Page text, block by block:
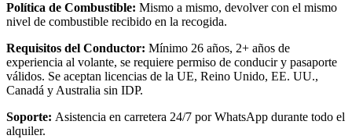
Política de Combustible: Mismo a mismo, devolver con el mismo
nivel de combustible recibido en la recogida.
Requisitos del Conductor: Mínimo 26 años, 2+ años de
experiencia al volante, se requiere permiso de conducir y pasaporte
válidos. Se aceptan licencias de la UE, Reino Unido, EE. UU.,
Canadá y Australia sin IDP.
Soporte: Asistencia en carretera 24/7 por WhatsApp durante todo el
alquiler.